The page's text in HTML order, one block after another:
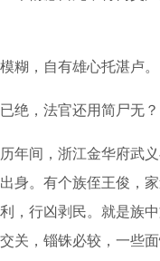
，自有雄心托湛卢。
，法官还用简尸无？
间，浙江金华府武义
身。有个族侄王俊，
，行凶剥民。就是族
关，锱铢必较，一些